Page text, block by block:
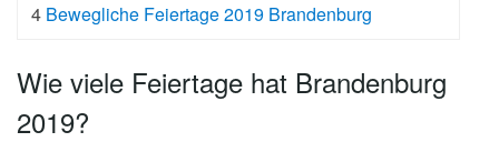
4 Bewegliche Feiertage 2019 Brandenburg
Wie viele Feiertage hat Brandenburg
2019?